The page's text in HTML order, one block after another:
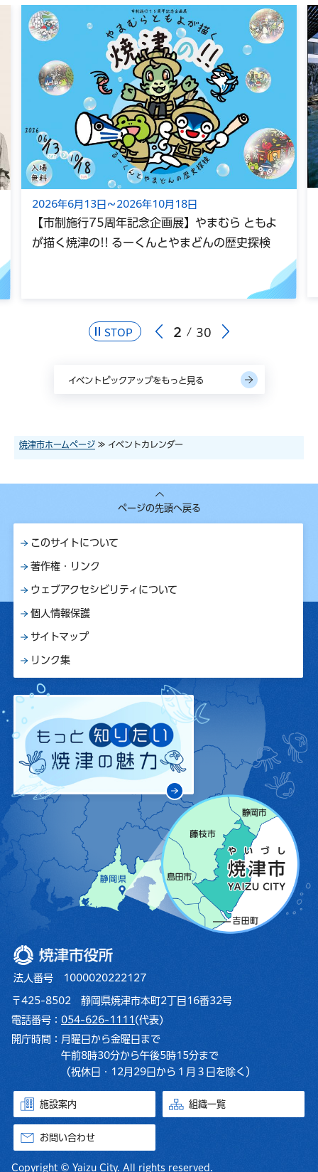
STOP 2 30
2026年6月13日～2026年10月18日
【市制施行75周年記念企画展】やまむら ともよ
が描く焼津の!! るーくんとやまどんの歴史探検
イベントピックアップをもっと見る
焼津市ホームページ ≫ イベントカレンダー
ページの先頭へ戻る
このサイトについて
著作権・リンク
ウェブアクセシビリティについて
個人情報保護
サイトマップ
リンク集
焼津市役所
法人番号 1000020222127
〒425-8502 静岡県焼津市本町2丁目16番32号
電話番号： 054-626-1111 (代表)
開庁時間： 月曜日から金曜日まで
午前8時30分から午後5時15分まで
（祝休日・12月29日から１月３日を除く）
施設案内 組織一覧
お問い合わせ
Copyright © Yaizu City. All rights reserved.